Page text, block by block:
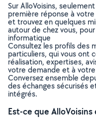
Sur AlloVoisins,
première réponse à
et trouvez en quelques
autour de chez vous,
informatique
Consultez les profils des
particuliers, qui vous ont
réalisation, expertises,
votre demande et à
Conversez ensemble
des échanges sécurisés
intégrés.
Est-ce que